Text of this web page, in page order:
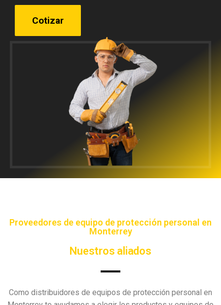
Cotizar
Proveedores de equipo de protección personal en
Monterrey
Nuestros aliados
Como distribuidores de equipos de protección personal en